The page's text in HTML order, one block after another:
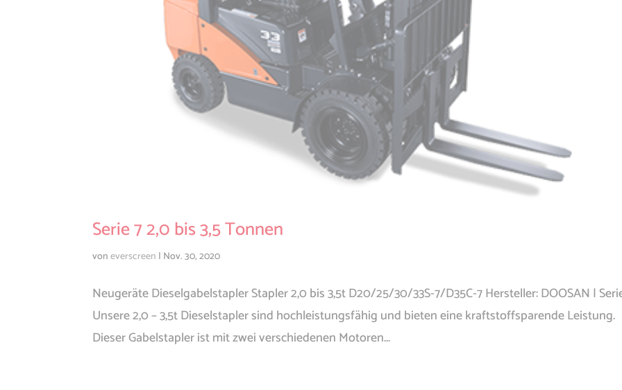
Serie 7 2,0 bis 3,5 Tonnen
voneverscreen | Nov. 30, 2020
Neugeräte Dieselgabelstapler Stapler 2,0 bis 3,5t D20/25/30/33S-7/D35C-7 Hersteller: DOOSAN |
Unsere 2,0 – 3,5t Dieselstapler sind hochleistungsfähig und bieten eine kraftstoffsparende Leistung.
Dieser Gabelstapler ist mit zwei verschiedenen Motoren...